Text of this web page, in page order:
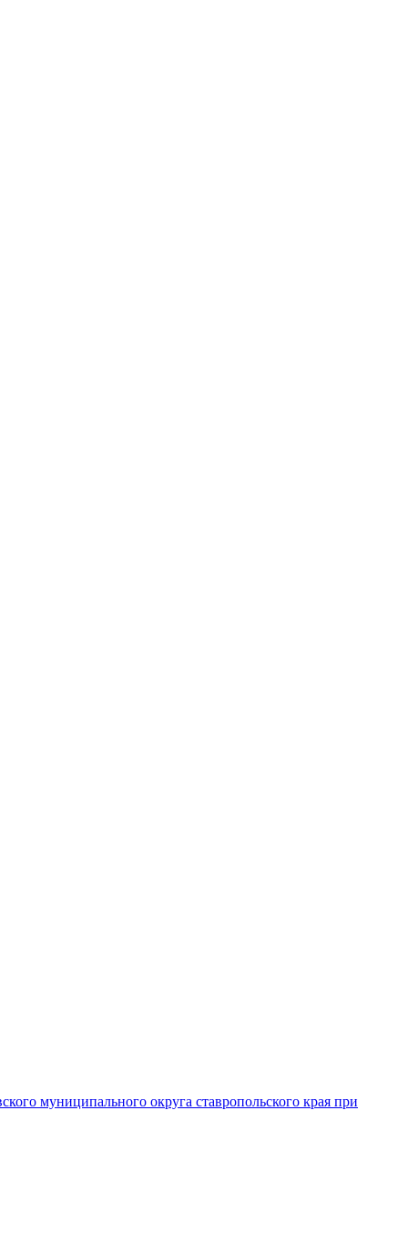
муниципального округа ставропольского края при